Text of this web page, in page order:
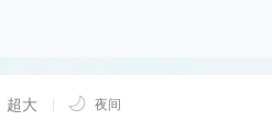
超大 夜间